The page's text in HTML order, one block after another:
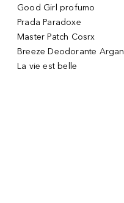
Good Girl profumo
Prada Paradoxe
Master Patch Cosrx
Breeze Deodorante Argan
La vie est belle